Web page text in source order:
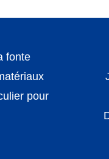
fonte
pour